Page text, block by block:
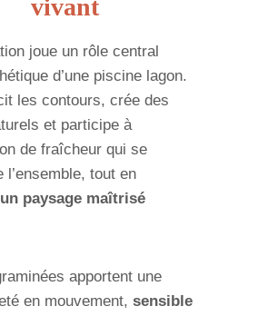
vivant
joue un rôle central
d’une piscine lagon.
les contours, crée des
et participe à
de fraîcheur qui se
l’ensemble, tout en
un paysage maîtrisé
apportent une
en mouvement, sensible